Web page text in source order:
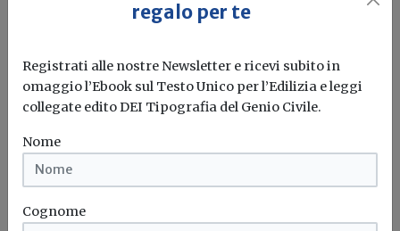
Statistiche catastali 2025: il patrimonio
immobiliare italiano supera i 79,5
Pubblicato il nuovo report dell'Agenzia delle Entrate:
cresce dello 0,7% lo stock...
Catasto Patrimonio immobiliare
regalo per te
Registrati alle nostre Newsletter e ricevi subito in
omaggio l’Ebook sul Testo Unico per l’Edilizia e leggi
collegate edito DEI Tipografia del Genio Civile.
Nome
Cognome